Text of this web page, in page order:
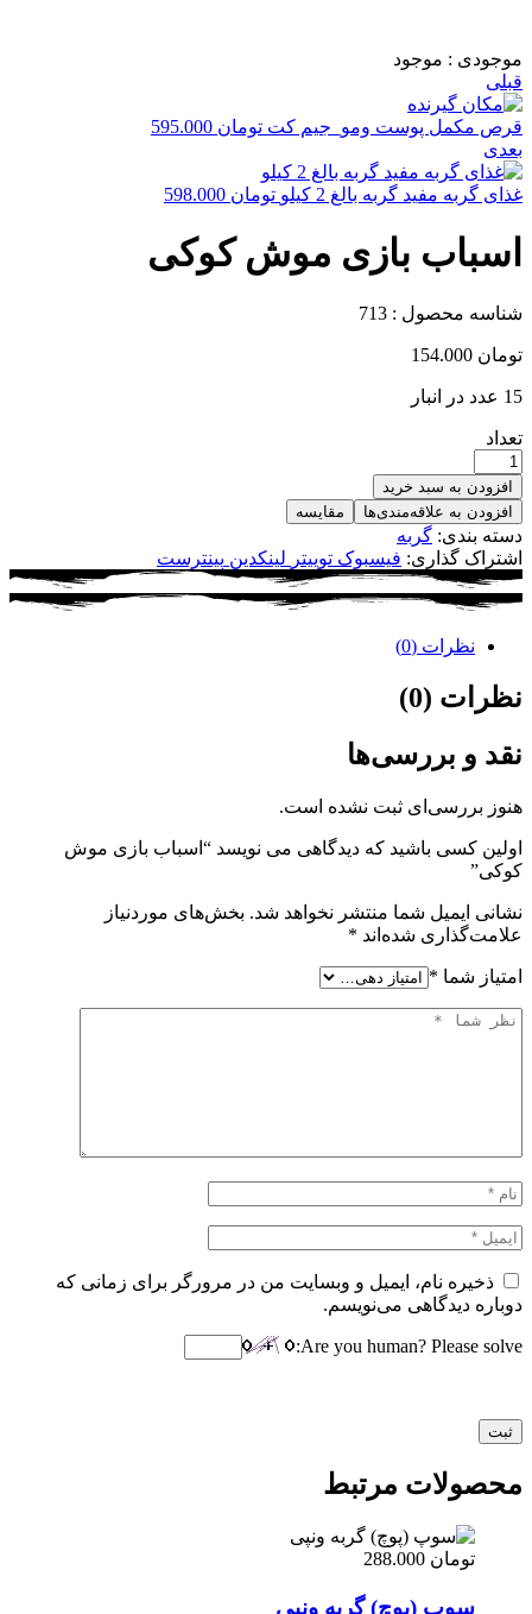
موجودی : موجود
قبلی
قرص مکمل پوست ومو_جیم کت تومان
بعدی
غذای گربه مفید گربه بالغ 2 کیلو تومان
اسباب بازی موش کوکی
شناسه محصول : 713
تومان
15 عدد در انبار
تعداد
افزودن به سبد خرید
افزودن به علاقه‌مندی‌ها
مقایسه
دسته بندی: گربه
اشتراک گذاری: فیسبوک توییتر لینکدین پینترست
نظرات (0)
نظرات (0)
نقد و بررسی‌ها
هنوز بررسی‌ای ثبت نشده است.
اولین کسی باشید که دیدگاهی می نویسد “اسباب بازی موش
کوکی”
نشانی ایمیل شما منتشر نخواهد شد. بخش‌های موردنیاز
علامت‌گذاری شده‌اند *
امتیاز شما *
ذخیره نام، ایمیل و وبسایت من در مرورگر برای زمانی که
دوباره دیدگاهی می‌نویسم.
Are you human? Please solve:
محصولات مرتبط
تومان
سوپ (پوچ) گربه ونپی